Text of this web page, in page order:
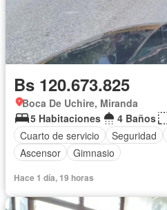
Bs 120.673.825
Boca De Uchire, Miranda
5 Habitaciones
4 Baños
Cuarto de servicio
Seguridad
Ascensor
Gimnasio
Hace 1 día, 19 horas